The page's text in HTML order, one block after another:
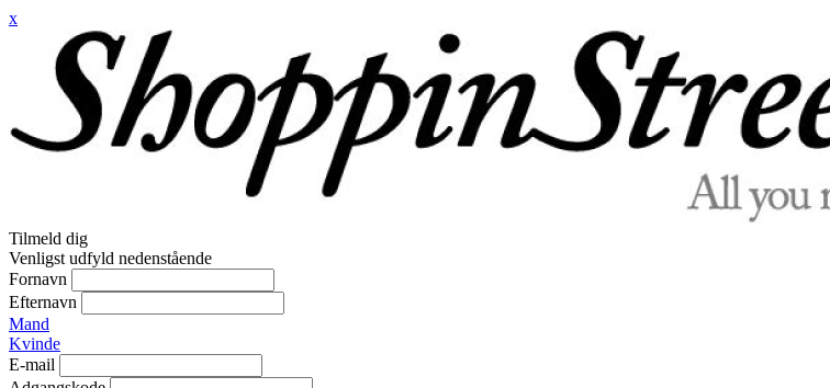
x
Tilmeld dig
Venligst udfyld nedenstående
Fornavn
Efternavn
Mand
Kvinde
E-mail